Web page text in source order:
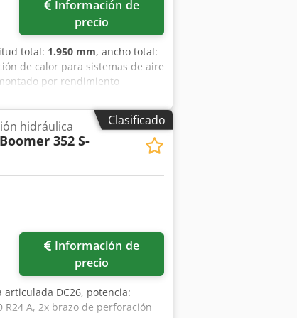
precio
total: 1.950 mm, ancho total:
de calor para sistemas de aire
por rendimiento
Atlas Copco ER90 -
aceite y refrigerado por agua
de energía para agua caliente
Equipo especial: Bomba de
Casi nunca se utilizó:
Clasificado
hidráulica
352 S-
precio
articulada DC26, potencia:
A, 2x brazo de perforación